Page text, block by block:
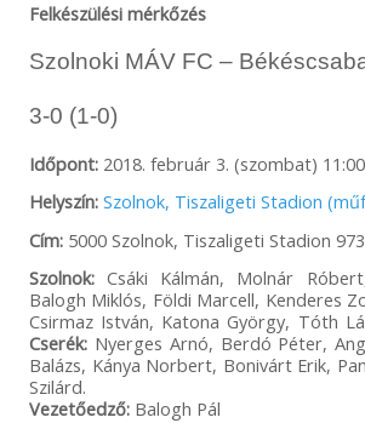
Felkészülési mérkőzés
Szolnoki MÁV FC –
3-0 (1-0)
Időpont:2018. február 3. (szombat)
Helyszín: Szolnok, Tiszaligeti Stadion
Cím:5000 Szolnok, Tiszaligeti Stadion
Szolnok:Csáki Kálmán, Molnár
Balogh Miklós, Földi Marcell, Kenderes
Csirmaz István, Katona György, Tóth
Cserék:Nyerges Arnó, Berdó Péter,
Balázs, Kánya Norbert, Bonivárt Erik,
Szilárd.
Vezetőedző:Balogh Pál